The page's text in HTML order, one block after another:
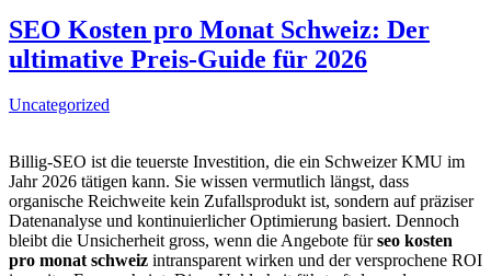
SEO Kosten pro Monat Schweiz: Der
ultimative Preis-Guide für 2026
Uncategorized
Billig-SEO ist die teuerste Investition, die ein Schweizer KMU im
Jahr 2026 tätigen kann. Sie wissen vermutlich längst, dass
organische Reichweite kein Zufallsprodukt ist, sondern auf präziser
Datenanalyse und kontinuierlicher Optimierung basiert. Dennoch
bleibt die Unsicherheit gross, wenn die Angebote fürseo kosten
pro monat schweiz intransparent wirken und der versprochene ROI